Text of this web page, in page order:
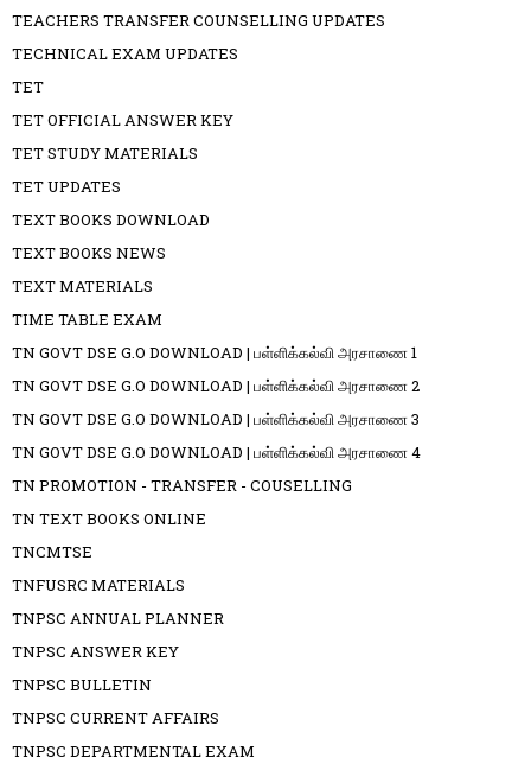
TEACHERS TRANSFER COUNSELLING UPDATES
TECHNICAL EXAM UPDATES
TET
TET OFFICIAL ANSWER KEY
TET STUDY MATERIALS
TET UPDATES
TEXT BOOKS DOWNLOAD
TEXT BOOKS NEWS
TEXT MATERIALS
TIME TABLE EXAM
TN GOVT DSE G.O DOWNLOAD | பள்ளிக்கல்வி அரசாணை 1
TN GOVT DSE G.O DOWNLOAD | பள்ளிக்கல்வி அரசாணை 2
TN GOVT DSE G.O DOWNLOAD | பள்ளிக்கல்வி அரசாணை 3
TN GOVT DSE G.O DOWNLOAD | பள்ளிக்கல்வி அரசாணை 4
TN PROMOTION - TRANSFER - COUSELLING
TN TEXT BOOKS ONLINE
TNCMTSE
TNFUSRC MATERIALS
TNPSC ANNUAL PLANNER
TNPSC ANSWER KEY
TNPSC BULLETIN
TNPSC CURRENT AFFAIRS
TNPSC DEPARTMENTAL EXAM